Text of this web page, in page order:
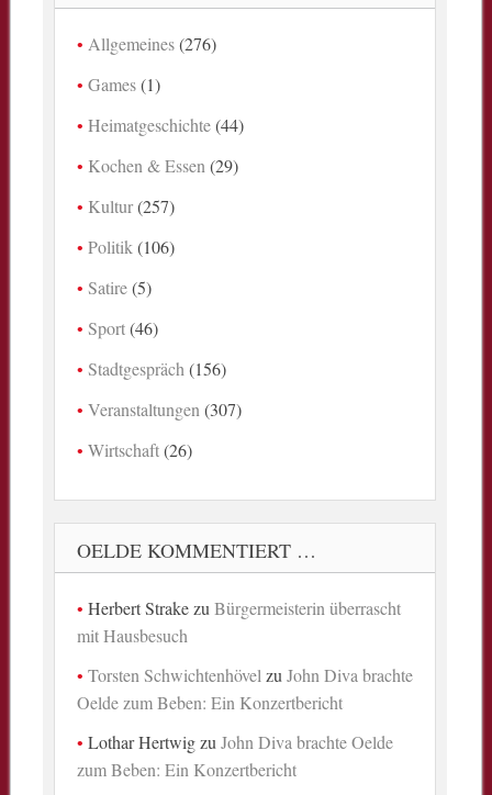
Allgemeines(276)
Games(1)
Heimatgeschichte(44)
Kochen & Essen (29)
Kultur(257)
Politik (106)
Satire(5)
Sport(46)
Stadtgespräch (156)
Veranstaltungen (307)
Wirtschaft(26)
OELDE KOMMENTIERT …
Herbert StrakezuBürgermeisterin überrascht
mit Hausbesuch
Torsten Schwichtenhövel zuJohn Diva brachte
Oelde zum Beben: Ein Konzertbericht
Lothar HertwigzuJohn Diva brachte Oelde
zum Beben: Ein Konzertbericht